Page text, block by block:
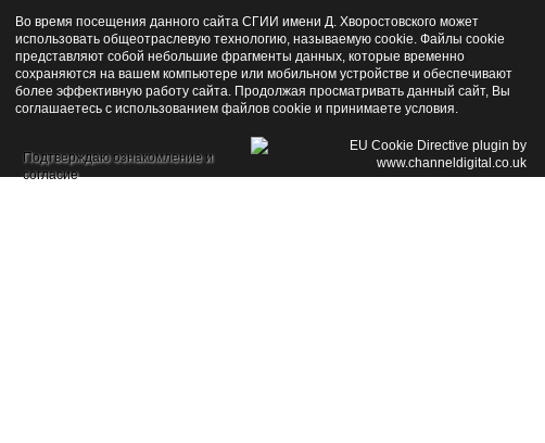
Во время посещения данного сайта СГИИ имени Д. Хворостовского может
использовать общеотраслевую технологию, называемую cookie. Файлы cookie
представляют собой небольшие фрагменты данных, которые временно
сохраняются на вашем компьютере или мобильном устройстве и обеспечивают
более эффективную работу сайта. Продолжая просматривать данный сайт, Вы
соглашаетесь с использованием файлов cookie и принимаете условия.
Подтверждаю ознакомление и
согласие